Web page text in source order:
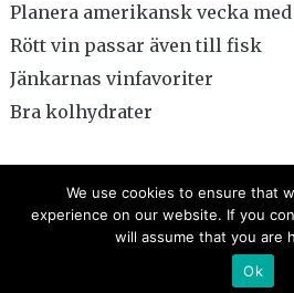
Planera amerikansk vecka
Rött vin passar även till fisk
Jänkarnas vinfavoriter
Bra kolhydrater
COPYRIGHT © 2026
We use cookies to ensure that
experience on our website. If you
will assume that you are
Ok